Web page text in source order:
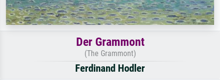
Der Grammont
(The Grammont)
Ferdinand Hodler